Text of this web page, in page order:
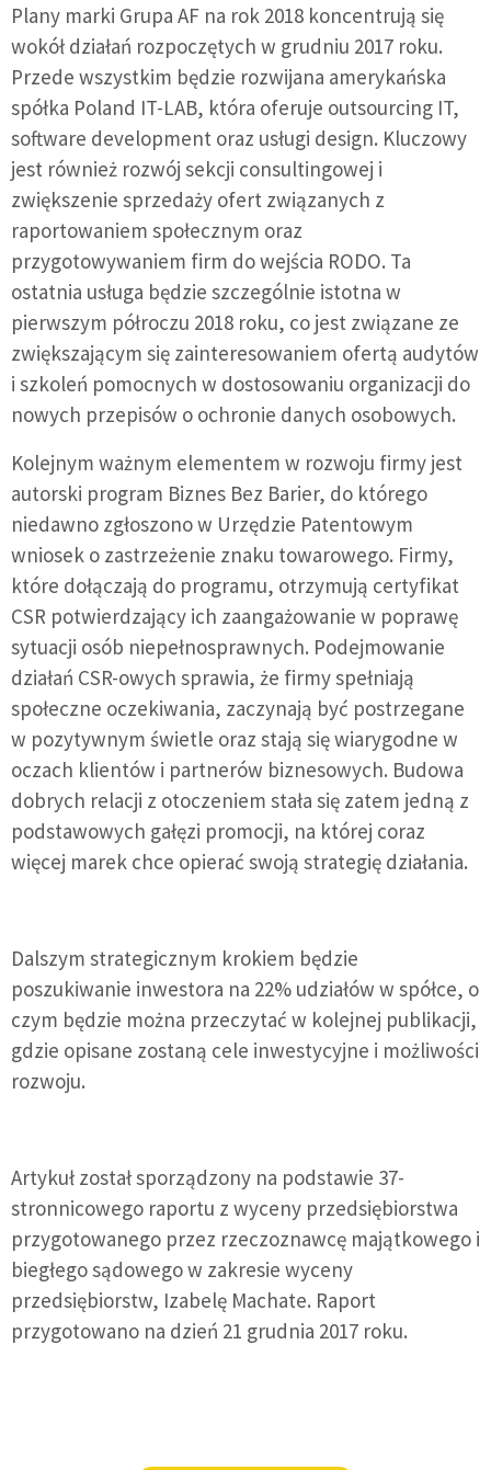
Plany marki Grupa AF na rok 2018 koncentrują się
wokół działań rozpoczętych w grudniu 2017 roku.
Przede wszystkim będzie rozwijana amerykańska
spółka Poland IT-LAB, która oferuje outsourcing IT,
software development oraz usługi design. Kluczowy
jest również rozwój sekcji consultingowej i
zwiększenie sprzedaży ofert związanych z
raportowaniem społecznym oraz
przygotowywaniem firm do wejścia RODO. Ta
ostatnia usługa będzie szczególnie istotna w
pierwszym półroczu 2018 roku, co jest związane ze
zwiększającym się zainteresowaniem ofertą audytów
i szkoleń pomocnych w dostosowaniu organizacji do
nowych przepisów o ochronie danych osobowych.
Kolejnym ważnym elementem w rozwoju firmy jest
autorski program Biznes Bez Barier, do którego
niedawno zgłoszono w Urzędzie Patentowym
wniosek o zastrzeżenie znaku towarowego. Firmy,
które dołączają do programu, otrzymują certyfikat
CSR potwierdzający ich zaangażowanie w poprawę
sytuacji osób niepełnosprawnych. Podejmowanie
działań CSR-owych sprawia, że firmy spełniają
społeczne oczekiwania, zaczynają być postrzegane
w pozytywnym świetle oraz stają się wiarygodne w
oczach klientów i partnerów biznesowych. Budowa
dobrych relacji z otoczeniem stała się zatem jedną z
podstawowych gałęzi promocji, na której coraz
więcej marek chce opierać swoją strategię działania.
Dalszym strategicznym krokiem będzie
poszukiwanie inwestora na 22% udziałów w spółce, o
czym będzie można przeczytać w kolejnej publikacji,
gdzie opisane zostaną cele inwestycyjne i możliwości
rozwoju.
Artykuł został sporządzony na podstawie 37-
stronnicowego raportu z wyceny przedsiębiorstwa
przygotowanego przez rzeczoznawcę majątkowego i
biegłego sądowego w zakresie wyceny
przedsiębiorstw, Izabelę Machate. Raport
przygotowano na dzień 21 grudnia 2017 roku.